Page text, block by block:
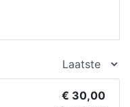
€ 30,00